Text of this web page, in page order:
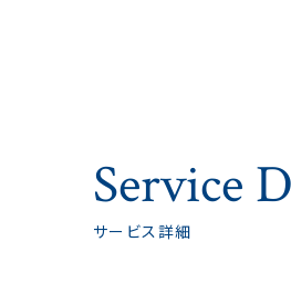
Service
サービス詳細